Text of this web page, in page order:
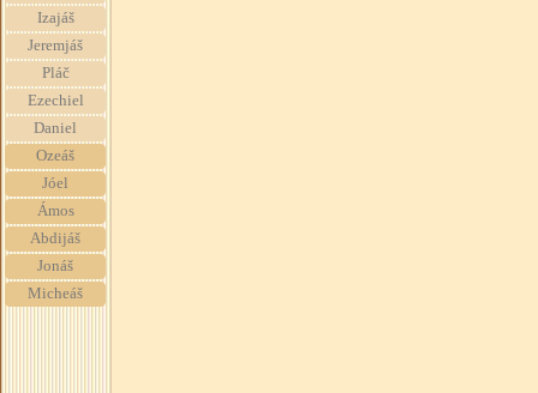
Izajáš
Jeremjáš
Pláč
Ezechiel
Daniel
Ozeáš
Jóel
Ámos
Abdijáš
Jonáš
Micheáš